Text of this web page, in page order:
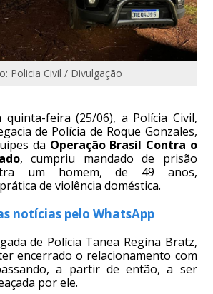
Policia Civil / Divulgação
quinta-feira (25/06), a Polícia Civil,
de Polícia de Roque Gonzales,
da Operação Brasil Contra o
, cumpriu mandado de prisão
um homem, de 49 anos,
de violência doméstica.
notícias pelo WhatsApp
de Polícia Tanea Regina Bratz,
encerrado o relacionamento com
a partir de então, a ser
por ele.